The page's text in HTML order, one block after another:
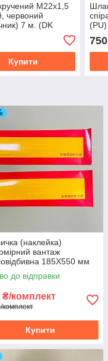
М22x1,5
червоний
7 м. (DK
B) 3335674861
Купити
750
(наклейка)
вантаж
185Х550 мм
за пару) 8756975
до відправки
₴/комплект
комплект
Купити